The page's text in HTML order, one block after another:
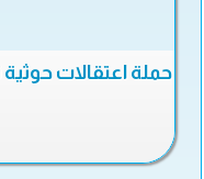
حملة اعتقالات